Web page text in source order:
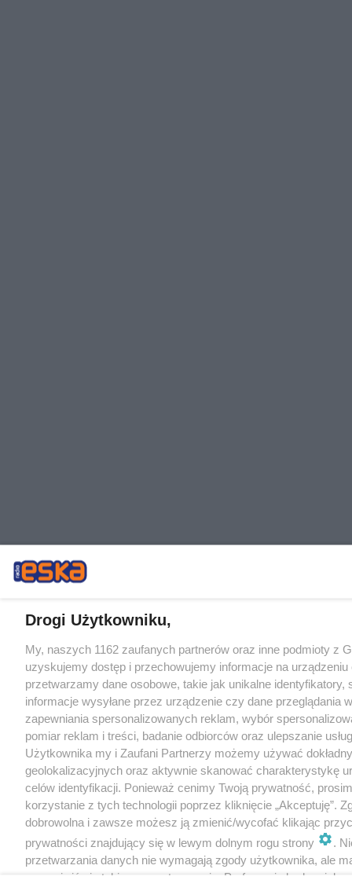
Drogi Użytkowniku,
My, naszych 1162 zaufanych partnerów oraz inne podmioty z
uzyskujemy dostęp i przechowujemy informacje na urządzeniu
przetwarzamy dane osobowe, takie jak unikalne identyfikatory,
informacje wysyłane przez urządzenie czy dane przeglądania
zapewniania spersonalizowanych reklam, wybór
pomiar reklam i treści, badanie odbiorców oraz ulepszanie
Użytkownika my i Zaufani Partnerzy możemy używać
geolokalizacyjnych oraz aktywnie skanować charakterystykę
celów identyfikacji. Ponieważ cenimy Twoją prywatność,
korzystanie z tych technologii poprzez kliknięcie „Akceptuję”.
dobrowolna i zawsze możesz ją zmienić/wycofać klikając
prywatności znajdujący się w lewym dolnym rogu strony
.
przetwarzania danych nie wymagają zgody użytkownika, ale
sprzeciwić się takiemu przetwarzaniu. Preferencje będą miały